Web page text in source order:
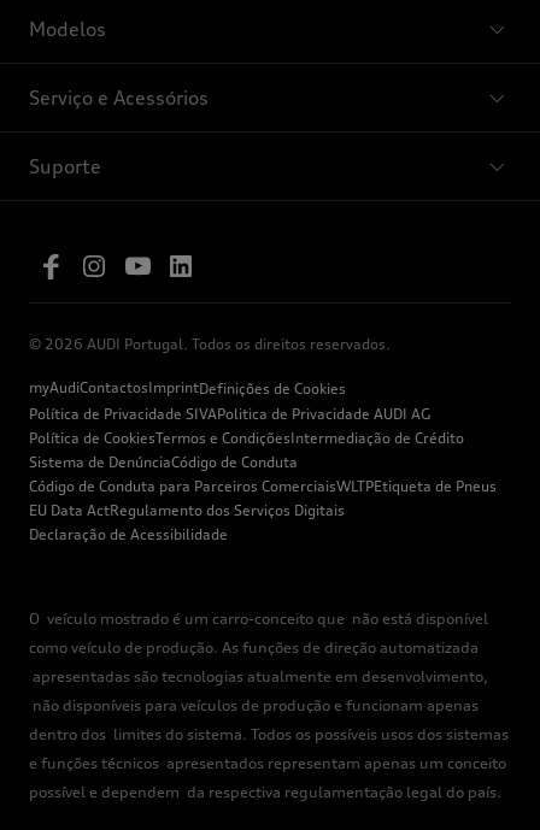
Modelos
Serviço e Acessórios
Suporte
© 2026 AUDI Portugal. Todos os direitos reservados.
myAudiContactosImprintDefinições de Cookies
Política de Privacidade SIVAPolitica de Privacidade AUDI AG
Política de CookiesTermos e CondiçõesIntermediação de Crédito
Sistema de DenúnciaCódigo de Conduta
Código de Conduta para Parceiros ComerciaisWLTPEtiqueta de Pneus
EU Data ActRegulamento dos Serviços Digitais
Declaração de Acessibilidade
O veículo mostrado é um carro-conceito que não está disponível
como veículo de produção. As funções de direção automatizada
apresentadas são tecnologias atualmente em desenvolvimento,
não disponíveis para veículos de produção e funcionam apenas
dentro dos limites do sistema. Todos os possíveis usos dos sistemas
e funções técnicos apresentados representam apenas um conceito
possível e dependem da respectiva regulamentação legal do país.